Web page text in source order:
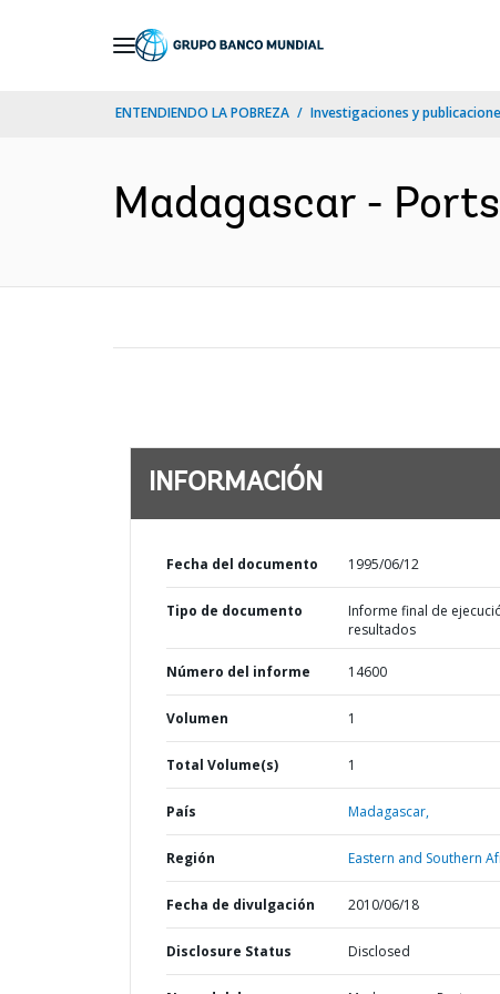
ENTENDIENDO LA POBREZA Investigaciones y
Madagascar -
INFORMACIÓN
Fecha del documento 1995/06/12
Tipo de documento
Informe final de
resultados
Número del informe 14600
Volumen 1
Total Volume(s) 1
País Madagascar,
Región Eastern and Southern
Fecha de divulgación 2010/06/18
Disclosure Status Disclosed